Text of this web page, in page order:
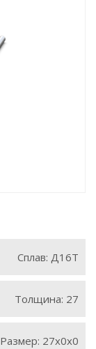
Сплав: Д16Т
Толщина: 27
Размер: 27х0х0